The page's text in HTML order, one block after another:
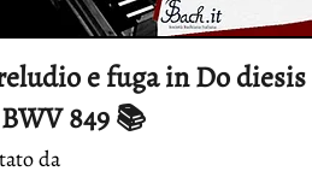
e fuga in Do diesis
849 📚
da